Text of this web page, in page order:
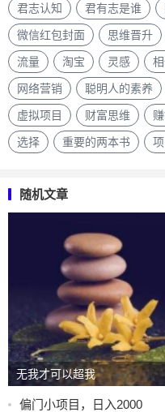
君志认知 君有志是谁
微信红包封面 思维晋升
流量 淘宝 灵感
网络营销 聪明人的素养
虚拟项目 财富思维
选择 重要的两本书
随机文章
无我才可以超我
偏门小项目，日入2000